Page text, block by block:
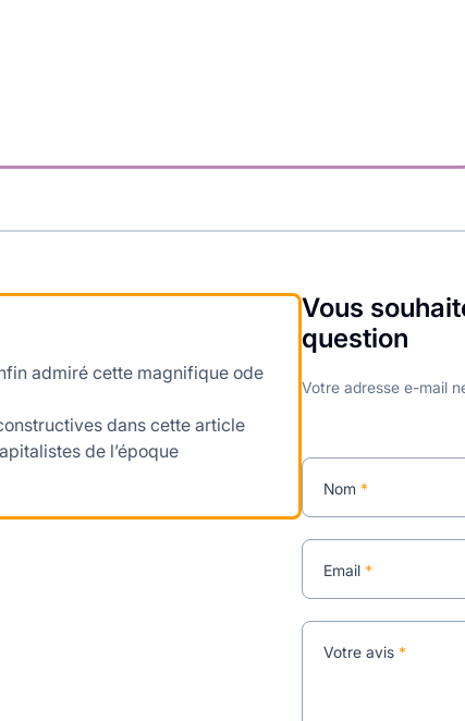
admiré cette magnifique ode
dans cette article
de l’époque
Vous
question
Votre adresse e-mail
Votre avis *
Nom *
Email *